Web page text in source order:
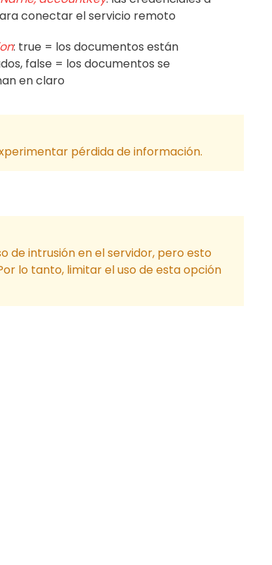
conectar el servicio remoto
: true = los documentos están
false = los documentos se
en claro
pérdida de información.
de intrusión en el servidor, pero esto
lo tanto, limitar el uso de esta opción